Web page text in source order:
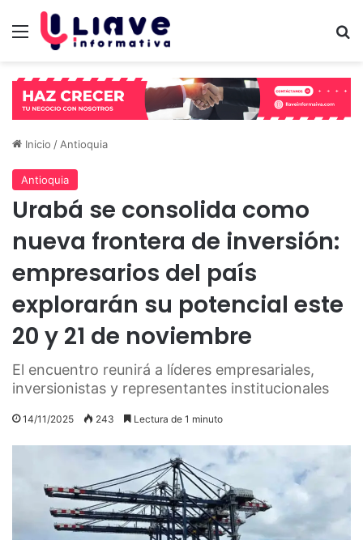
Menú
Inicio / Antioquia
Antioquia
Urabá se consolida como
nueva frontera de inversión:
empresarios del país
explorarán su potencial este
20 y 21 de noviembre
El encuentro reunirá a líderes empresariales,
inversionistas y representantes institucionales
14/11/2025 243 Lectura de 1 minuto